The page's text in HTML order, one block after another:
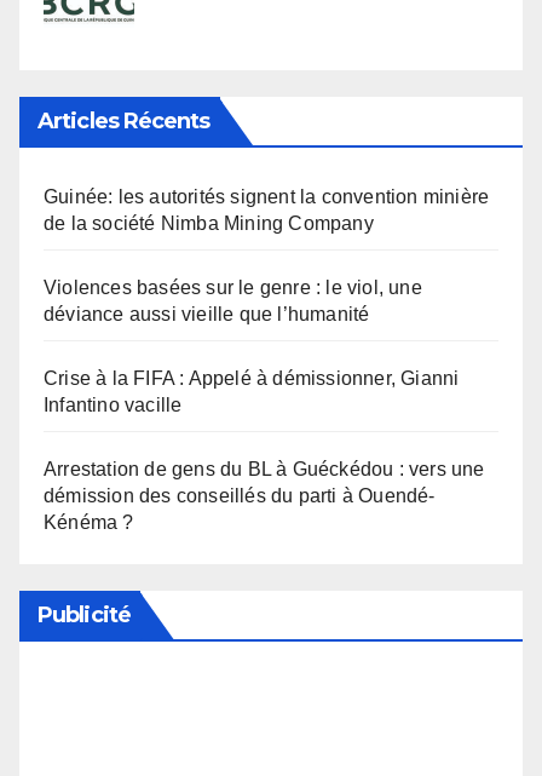
Articles Récents
Guinée: les autorités signent la convention minière
de la société Nimba Mining Company
Violences basées sur le genre : le viol, une
déviance aussi vieille que l’humanité
Crise à la FIFA : Appelé à démissionner, Gianni
Infantino vacille
Arrestation de gens du BL à Guéckédou : vers une
démission des conseillés du parti à Ouendé-
Kénéma ?
Publicité